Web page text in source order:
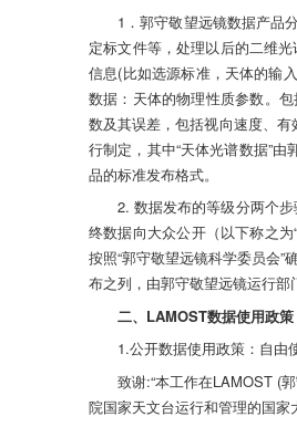
1．郭守敬望远镜数据产品
定标文件等，处理以后的二维
信息(比如选源标准，天体的输
数据：天体的物理性质参数。
数及其误差，包括视向速度、
行制定，其中“天体光谱数据”
品的标准发布格式。
2. 数据发布的等级分两个
终数据向大众公开（以下称之
按照“郭守敬望远镜科学委员会”
布之列，由郭守敬望远镜运行部
二、LAMOST数据使用政策
1.公开数据使用政策：自由
致谢:“本工作在LAMOST (
院国家天文台运行和管理的国家